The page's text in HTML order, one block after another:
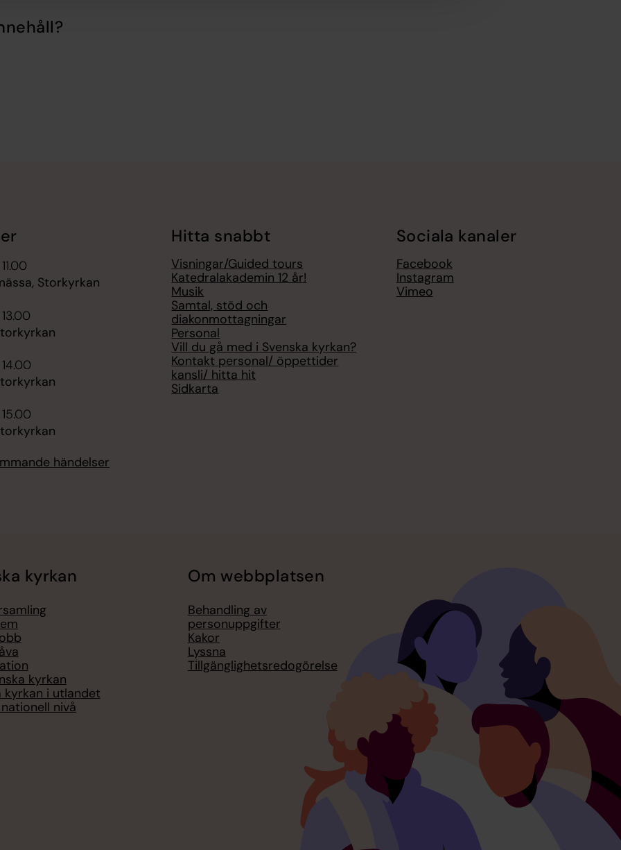
Storkyrkan
händelser
Hitta snabbt
Visningar/Guided tours
Katedralakademin 12 år!
Musik
Samtal, stöd och
diakonmottagningar
Personal
Vill du gå med i Svenska kyrkan?
Kontakt personal/ öppettider
kansli/ hitta hit
Sidkarta
Sociala kanaler
Facebook
Instagram
Vimeo
kyrkan
kyrkan
kyrkan i utlandet
nivå
Om webbplatsen
Behandling av
personuppgifter
Kakor
Lyssna
Tillgänglighetsredogörelse